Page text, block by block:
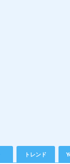
トレンド